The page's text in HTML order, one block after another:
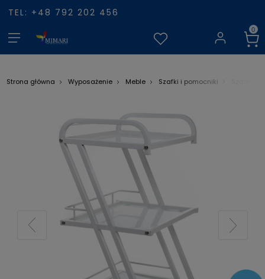
TEL: +48 792 202 456
Strona główna Wyposażenie Meble Szafki i pomocniki